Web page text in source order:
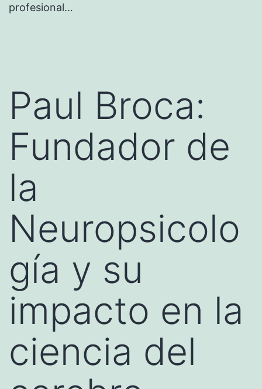
profesional…
Paul Broca:
Fundador de
la
Neuropsicolo
gía y su
impacto en la
ciencia del